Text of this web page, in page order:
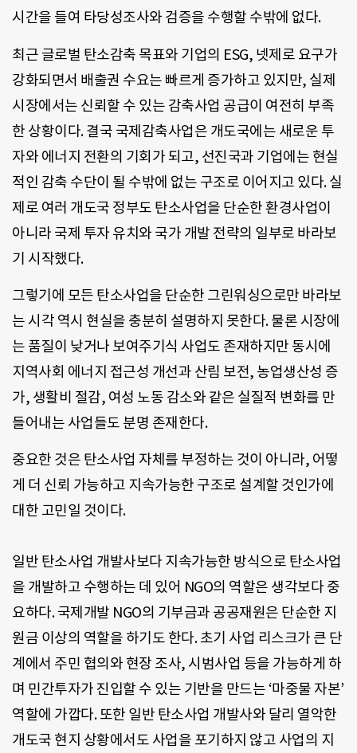
시간을 들여 타당성조사와 검증을 수행할 수밖에 없다.
최근 글로벌 탄소감축 목표와 기업의 ESG, 넷제로 요구가
강화되면서 배출권 수요는 빠르게 증가하고 있지만, 실제
시장에서는 신뢰할 수 있는 감축사업 공급이 여전히 부족
한 상황이다. 결국 국제감축사업은 개도국에는 새로운 투
자와 에너지 전환의 기회가 되고, 선진국과 기업에는 현실
적인 감축 수단이 될 수밖에 없는 구조로 이어지고 있다. 실
제로 여러 개도국 정부도 탄소사업을 단순한 환경사업이
아니라 국제 투자 유치와 국가 개발 전략의 일부로 바라보
기 시작했다.
그렇기에 모든 탄소사업을 단순한 그린워싱으로만 바라보
는 시각 역시 현실을 충분히 설명하지 못한다. 물론 시장에
는 품질이 낮거나 보여주기식 사업도 존재하지만 동시에
지역사회 에너지 접근성 개선과 산림 보전, 농업생산성 증
가, 생활비 절감, 여성 노동 감소와 같은 실질적 변화를 만
들어내는 사업들도 분명 존재한다.
중요한 것은 탄소사업 자체를 부정하는 것이 아니라, 어떻
게 더 신뢰 가능하고 지속가능한 구조로 설계할 것인가에
대한 고민일 것이다.
일반 탄소사업 개발사보다 지속가능한 방식으로 탄소사업
을 개발하고 수행하는 데 있어 NGO의 역할은 생각보다 중
요하다. 국제개발 NGO의 기부금과 공공재원은 단순한 지
원금 이상의 역할을 하기도 한다. 초기 사업 리스크가 큰 단
계에서 주민 협의와 현장 조사, 시범사업 등을 가능하게 하
며 민간투자가 진입할 수 있는 기반을 만드는 ‘마중물 자본’
역할에 가깝다. 또한 일반 탄소사업 개발사와 달리 열악한
개도국 현지 상황에서도 사업을 포기하지 않고 사업의 지